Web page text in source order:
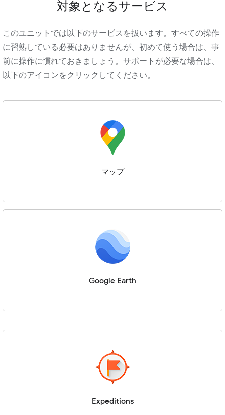
対象となるサービス
このユニットでは以下のサービスを扱います。すべての操作
に習熟している必要はありませんが、初めて使う場合は、事
前に操作に慣れておきましょう。サポートが必要な場合は、
以下のアイコンをクリックしてください。
マップ
Google Earth
Expeditions